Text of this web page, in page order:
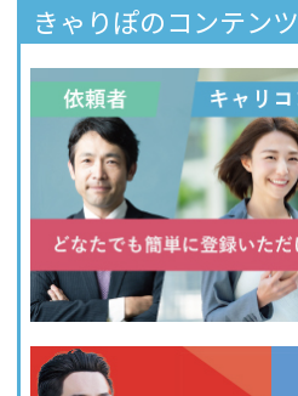
きゃりぽのコンテンツ